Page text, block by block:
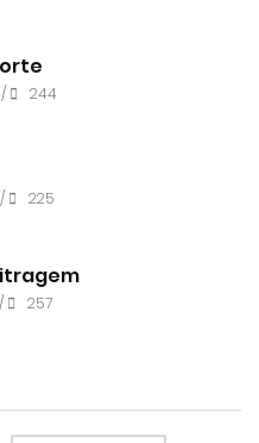
244
225
257